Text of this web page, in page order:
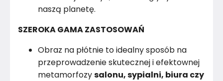
naszą planetę.
SZEROKA GAMA ZASTOSOWAŃ
Obraz na płótnie to idealny sposób na
przeprowadzenie skutecznej i efektownej
metamorfozysalonu, sypialni, biura czy